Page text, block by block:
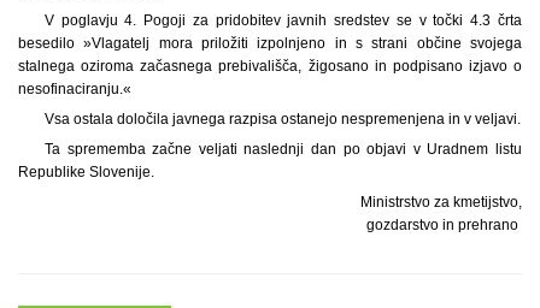
V poglavju 4. Pogoji za pridobitev javnih sredstev se v točki 4.3 črta
besedilo »Vlagatelj mora priložiti izpolnjeno in s strani občine svojega
stalnega oziroma začasnega prebivališča, žigosano in podpisano izjavo o
nesofinaciranju.«
Vsa ostala določila javnega razpisa ostanejo nespremenjena in v veljavi.
Ta sprememba začne veljati naslednji dan po objavi v Uradnem listu
Republike Slovenije.
Ministrstvo za kmetijstvo,
gozdarstvo in prehrano